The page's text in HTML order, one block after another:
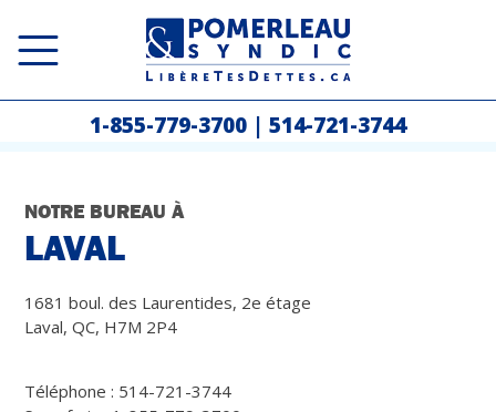
1-855-779-3700 | 514-721-3744
NOTRE BUREAU À
LAVAL
1681 boul. des Laurentides, 2e étage
Laval, QC, H7M 2P4
Téléphone : 514-721-3744